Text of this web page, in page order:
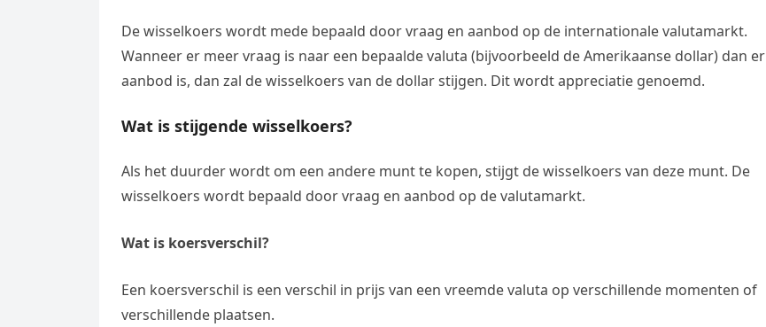
De wisselkoers wordt mede bepaald door vraag en aanbod op de internationale valutamarkt.
Wanneer er meer vraag is naar een bepaalde valuta (bijvoorbeeld de Amerikaanse dollar) dan er
aanbod is, dan zal de wisselkoers van de dollar stijgen. Dit wordt appreciatie genoemd.
Wat is stijgende wisselkoers?
Als het duurder wordt om een andere munt te kopen, stijgt de wisselkoers van deze munt. De
wisselkoers wordt bepaald door vraag en aanbod op de valutamarkt.
Wat is koersverschil?
Een koersverschil is een verschil in prijs van een vreemde valuta op verschillende momenten of
verschillende plaatsen.